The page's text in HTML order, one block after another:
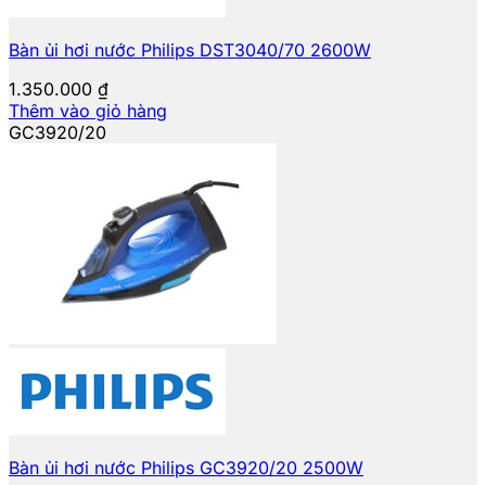
Bàn ủi hơi nước Philips DST3040/70 2600W
1.350.000 ₫
Thêm vào giỏ hàng
GC3920/20
Bàn ủi hơi nước Philips GC3920/20 2500W